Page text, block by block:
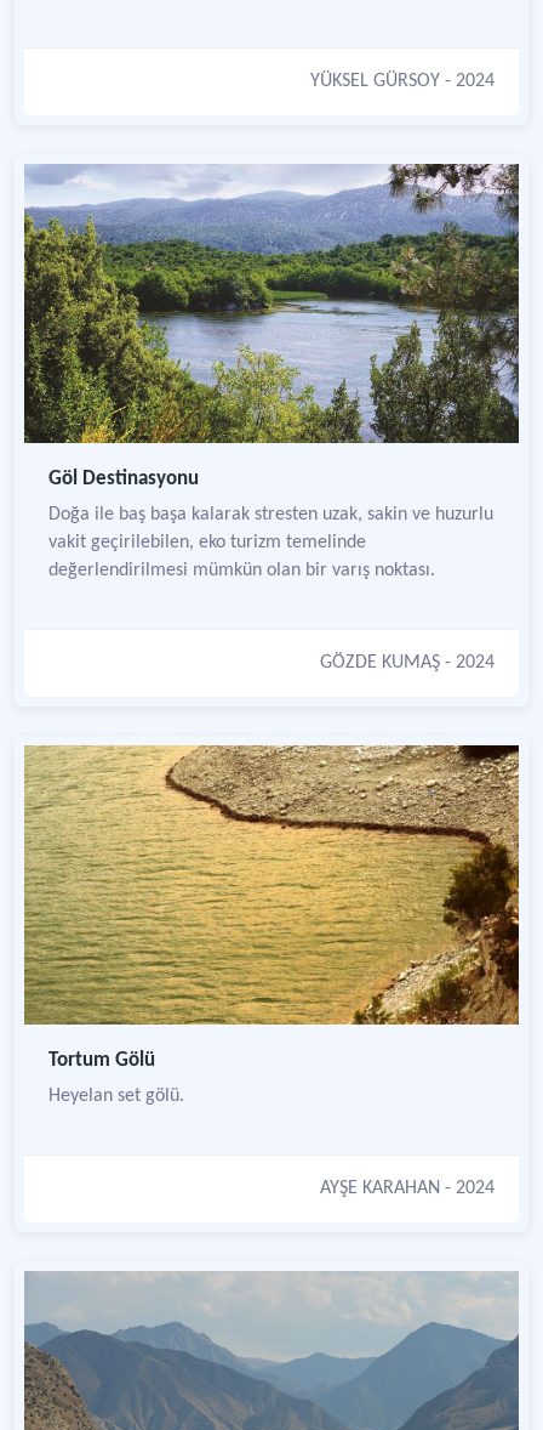
YÜKSEL GÜRSOY - 2024
Göl Destinasyonu
Doğa ile baş başa kalarak stresten uzak, sakin ve huzurlu
vakit geçirilebilen, eko turizm temelinde
değerlendirilmesi mümkün olan bir varış noktası.
GÖZDE KUMAŞ - 2024
Tortum Gölü
Heyelan set gölü.
AYŞE KARAHAN - 2024